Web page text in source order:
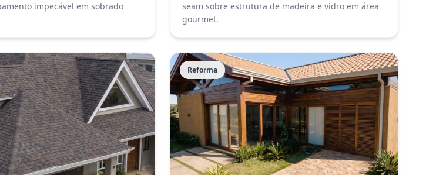
impecável em sobrado
seam sobre estrutura de madeira e vidro em área
gourmet.
Reforma